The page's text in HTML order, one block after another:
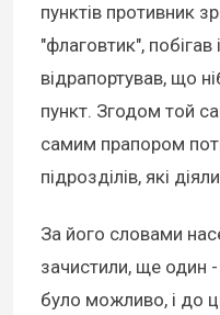
пунктів противник
"флаговтик",
відрапортував, що
пункт. Згодом той
самим прапором
підрозділів, які
За його словами
зачистили, ще один -
було можливо, і до